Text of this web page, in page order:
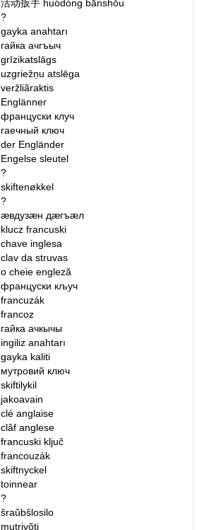
活动扳手 huódòng bānshǒu
?
gayka anahtarı
гайка ачгъыч
grīzikatslāgs
uzgriežņu atslēga
veržliãraktis
Englänner
француски клуч
гаечный ключ
der Engländer
Engelse sleutel
?
skiftenøkkel
?
ӕвдузӕн дӕгъӕл
klucz francuski
chave inglesa
clav da struvas
o cheie engleză
француски кључ
francuzák
francoz
гайка ачкычы
ingiliz anahtarı
gayka kaliti
мутровий ключ
skiftilykil
jakoavain
clé anglaise
clâf anglese
francuski ključ
francouzák
skiftnyckel
toinnear
?
ŝraŭbŝlosilo
mutrivõti